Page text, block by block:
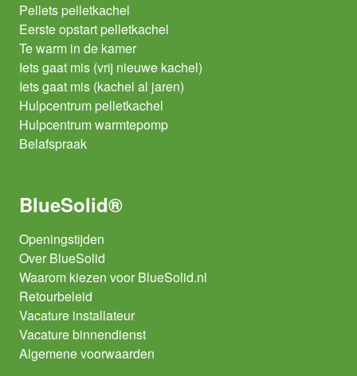
Pellets pelletkachel
Eerste opstart pelletkachel
Te warm in de kamer
Iets gaat mis (vrij nieuwe kachel)
Iets gaat mis (kachel al jaren)
Hulpcentrum pelletkachel
Hulpcentrum warmtepomp
Belafspraak
BlueSolid®
Openingstijden
Over BlueSolid
Waarom kiezen voor BlueSolid.nl
Retourbeleid
Vacature installateur
Vacature binnendienst
Algemene voorwaarden